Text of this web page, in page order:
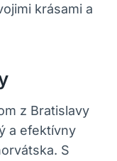
krásami a
z Bratislavy
a efektívny
S